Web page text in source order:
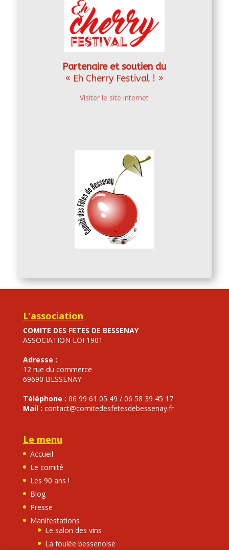
Partenaire et soutien du
« Eh Cherry Festival ! »
Visiter le site internet
L’association
COMITE DES FETES DE BESSENAY
ASSOCIATION LOI 1901
Adresse :
12 rue du commerce
69690 BESSENAY
Téléphone : 06 99 61 05 49 / 06 58 39 45 17
Mail : contact@comitedesfetesdebessenay.fr
Le menu
Accueil
Le comité
Les 90 ans !
Blog
Presse
Manifestations
Le salon des vins
La foulée bessenoise